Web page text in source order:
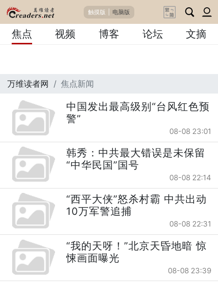
触摸版 电脑版
焦点 视频 博客 论坛 文摘
万维读者网 焦点新闻
中国发出最高级别“台风红色预
警”
08-08 23:01
韩秀：中共最大错误是未保留
“中华民国”国号
08-08 22:14
“西平大侠”怒杀村霸 中共出动
10万军警追捕
08-08 22:31
“我的天呀！”北京天昏地暗 惊
悚画面曝光
08-08 23:39